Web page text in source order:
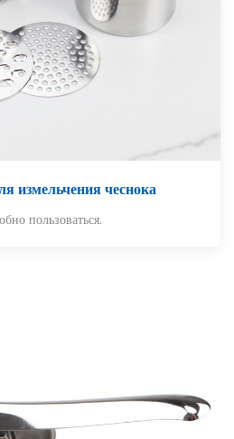
измельчения чеснока
пользоваться.